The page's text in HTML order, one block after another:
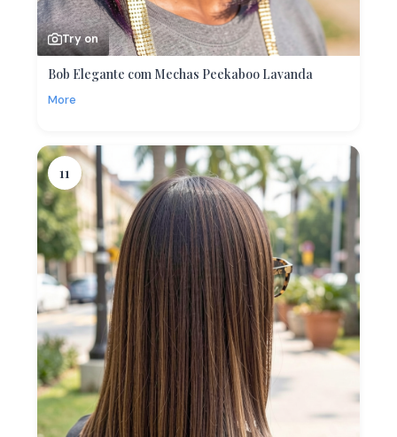
Try on
Bob Elegante com Mechas Peekaboo Lavanda
More
11